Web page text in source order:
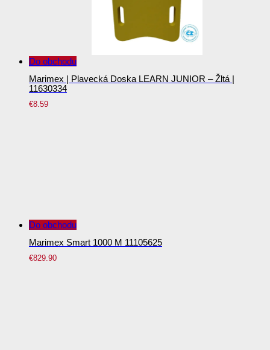
Do obchodu
Marimex | Plavecká Doska LEARN JUNIOR – Žltá |
11630334
€8.59
Do obchodu
Marimex Smart 1000 M 11105625
€829.90